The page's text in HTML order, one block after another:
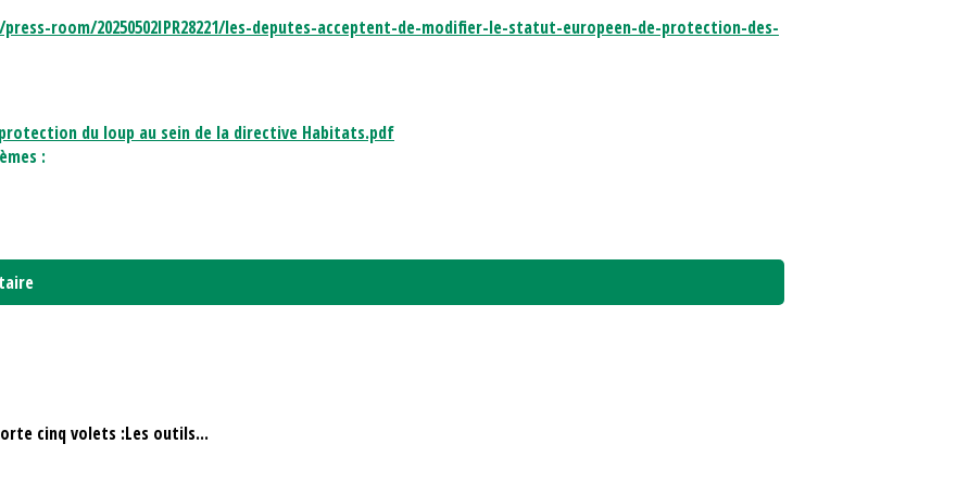
room/20250502IPR28221/les-deputes-acceptent-de-modifier-le-statut-europeen-de-protection-des-
du loup au sein de la directive Habitats.pdf
:
cinq volets :Les outils...